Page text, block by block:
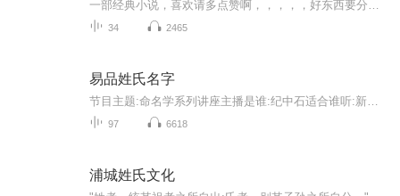
34 2465
易品姓氏名字
97 6618
浦城姓氏文化